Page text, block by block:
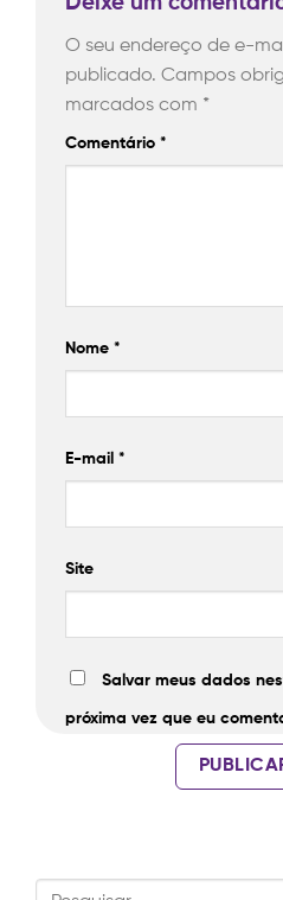
O seu endereço de e-
publicado. Campos
marcados com *
Comentário *
Nome *
E-mail *
Site
Salvar meus dados
próxima vez que eu